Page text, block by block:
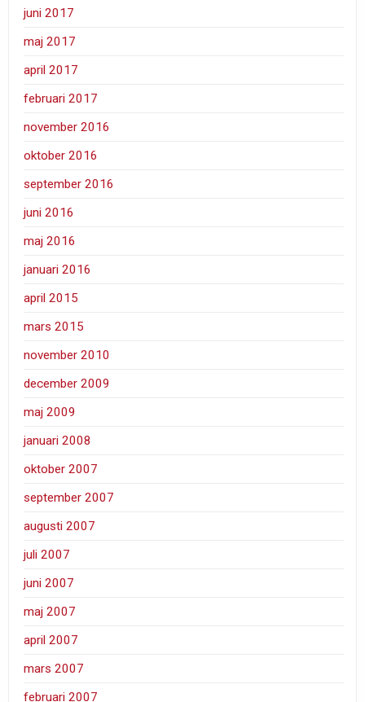
juni 2017
maj 2017
april 2017
februari 2017
november 2016
oktober 2016
september 2016
juni 2016
maj 2016
januari 2016
april 2015
mars 2015
november 2010
december 2009
maj 2009
januari 2008
oktober 2007
september 2007
augusti 2007
juli 2007
juni 2007
maj 2007
april 2007
mars 2007
februari 2007